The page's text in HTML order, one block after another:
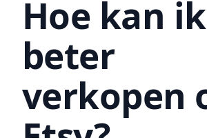
Hoe kan ik
beter
verkopen